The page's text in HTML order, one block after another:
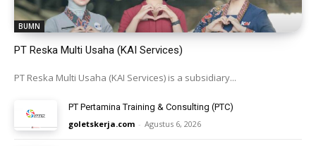
BUMN
PT Reska Multi Usaha (KAI Services)
PT Reska Multi Usaha (KAI Services) is a subsidiary...
PT Pertamina Training & Consulting (PTC)
goletskerja.com - Agustus 6, 2026